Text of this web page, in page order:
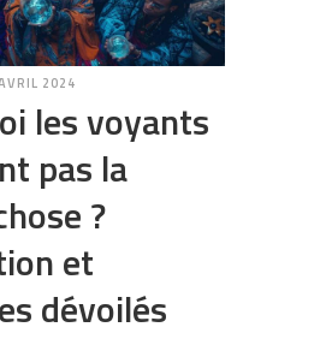
2024
les voyants
pas la
?
et
dévoilés